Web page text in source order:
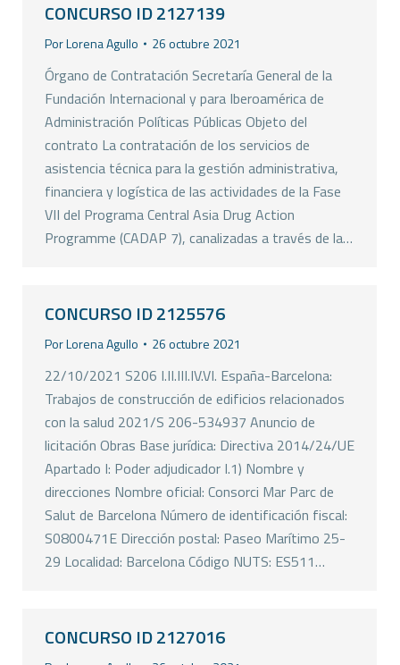
CONCURSO ID 2127139
PorLorena Agullo 26 octubre 2021
Órgano de Contratación Secretaría General de la
Fundación Internacional y para Iberoamérica de
Administración Políticas Públicas Objeto del
contrato La contratación de los servicios de
asistencia técnica para la gestión administrativa,
financiera y logística de las actividades de la Fase
VII del Programa Central Asia Drug Action
Programme (CADAP 7), canalizadas a través de la…
CONCURSO ID 2125576
PorLorena Agullo 26 octubre 2021
22/10/2021 S206 I.II.III.IV.VI. España-Barcelona:
Trabajos de construcción de edificios relacionados
con la salud 2021/S 206-534937 Anuncio de
licitación Obras Base jurídica: Directiva 2014/24/UE
Apartado I: Poder adjudicador I.1) Nombre y
direcciones Nombre oficial: Consorci Mar Parc de
Salut de Barcelona Número de identificación fiscal:
S0800471E Dirección postal: Paseo Marítimo 25-
29 Localidad: Barcelona Código NUTS: ES511…
CONCURSO ID 2127016